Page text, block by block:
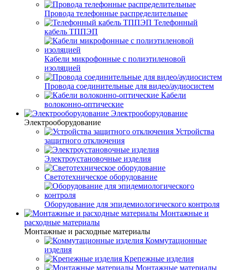
Провода телефонные распределительные
Телефонный
кабель ТППЭП
Кабели микрофонные с полиэтиленовой
изоляцией
Провода соединительные для видео/аудиосистем
Кабели
волоконно-оптические
Электрооборудование
Электрооборудование
Устройства
защитного отключения
Электроустановочные изделия
Светотехническое оборудование
Оборудование для эпидемиологического контроля
Монтажные и
расходные материалы
Монтажные и расходные материалы
Коммутационные
изделия
Крепежные изделия
Монтажные материалы